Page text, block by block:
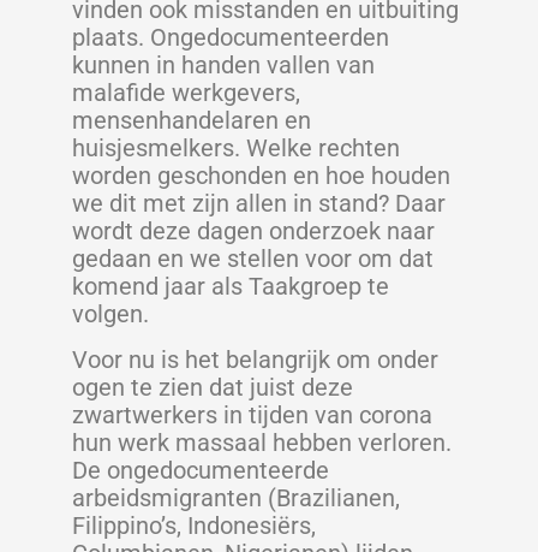
vinden ook misstanden en uitbuiting
plaats. Ongedocumenteerden
kunnen in handen vallen van
malafide werkgevers,
mensenhandelaren en
huisjesmelkers. Welke rechten
worden geschonden en hoe houden
we dit met zijn allen in stand? Daar
wordt deze dagen onderzoek naar
gedaan en we stellen voor om dat
komend jaar als Taakgroep te
volgen.
Voor nu is het belangrijk om onder
ogen te zien dat juist deze
zwartwerkers in tijden van corona
hun werk massaal hebben verloren.
De ongedocumenteerde
arbeidsmigranten (Brazilianen,
Filippino’s, Indonesiërs,